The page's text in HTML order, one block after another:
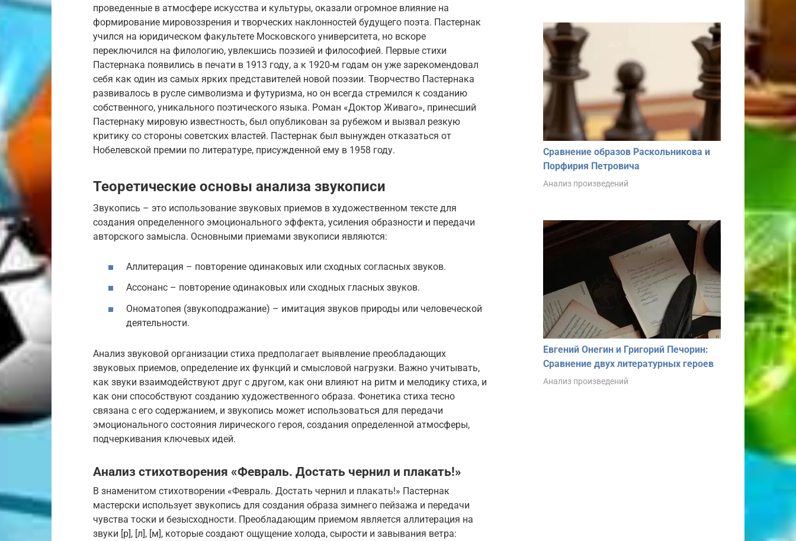
проведенные в атмосфере искусства и культуры, оказали огромное влияние на
формирование мировоззрения и творческих наклонностей будущего поэта. Пастернак
учился на юридическом факультете Московского университета, но вскоре
переключился на филологию, увлекшись поэзией и философией. Первые стихи
Пастернака появились в печати в 1913 году, а к 1920-м годам он уже зарекомендовал
себя как один из самых ярких представителей новой поэзии. Творчество Пастернака
развивалось в русле символизма и футуризма, но он всегда стремился к созданию
собственного, уникального поэтического языка. Роман «Доктор Живаго», принесший
Пастернаку мировую известность, был опубликован за рубежом и вызвал резкую
критику со стороны советских властей. Пастернак был вынужден отказаться от
Нобелевской премии по литературе, присужденной ему в 1958 году.
Теоретические основы анализа звукописи
Звукопись – это использование звуковых приемов в художественном тексте для
создания определенного эмоционального эффекта, усиления образности и передачи
авторского замысла. Основными приемами звукописи являются:
Аллитерация – повторение одинаковых или сходных согласных звуков.
Ассонанс – повторение одинаковых или сходных гласных звуков.
Ономатопея (звукоподражание) – имитация звуков природы или человеческой
деятельности.
Анализ звуковой организации стиха предполагает выявление преобладающих
звуковых приемов, определение их функций и смысловой нагрузки. Важно учитывать,
как звуки взаимодействуют друг с другом, как они влияют на ритм и мелодику стиха, и
как они способствуют созданию художественного образа. Фонетика стиха тесно
связана с его содержанием, и звукопись может использоваться для передачи
эмоционального состояния лирического героя, создания определенной атмосферы,
подчеркивания ключевых идей.
Анализ стихотворения «Февраль. Достать чернил и плакать!»
В знаменитом стихотворении «Февраль. Достать чернил и плакать!» Пастернак
мастерски использует звукопись для создания образа зимнего пейзажа и передачи
чувства тоски и безысходности. Преобладающим приемом является аллитерация на
звуки [р], [л], [м], которые создают ощущение холода, сырости и завывания ветра:
Сравнение образов Раскольникова и
Порфирия Петровича
Анализ произведений
Евгений Онегин и Григорий Печорин:
Сравнение двух литературных героев
Анализ произведений